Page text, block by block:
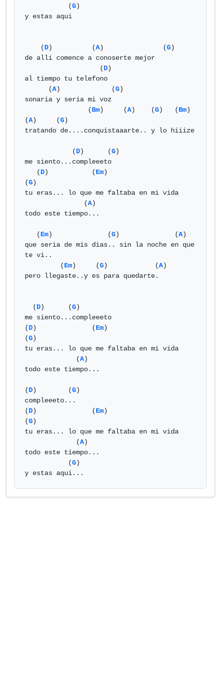
           (
G)
y estas aqui
    (
D)          (A)               (G)
de alli comence a conoserte mejor
                   (
D)
al tiempo tu telefono
      (
A)             (G)
sonaria y seria mi voz
                (
Bm)     (A)    (G)   (Bm)
(A)     (G)
tratando de....conquistaaarte.. y lo hiiize
            (
D)      (G)
me siento...compleeeto
   (
D)           (Em)
(G)
tu eras... lo que me faltaba en mi vida
               (
A)
todo este tiempo...
   (
Em)              (G)              (A)
que seria de mis dias.. sin la noche en que
te vi..
         (
Em)     (G)            (A)
pero llegaste..y es para quedarte.
  (
D)      (G)
me siento...compleeeto
(D)              (Em)
(G)
tu eras... lo que me faltaba en mi vida
             (
A)
todo este tiempo...
(D)        (G)
compleeeto...
(D)              (Em)
(G)
tu eras... lo que me faltaba en mi vida
             (
A)
todo este tiempo...
           (
G)
y estas aqui...